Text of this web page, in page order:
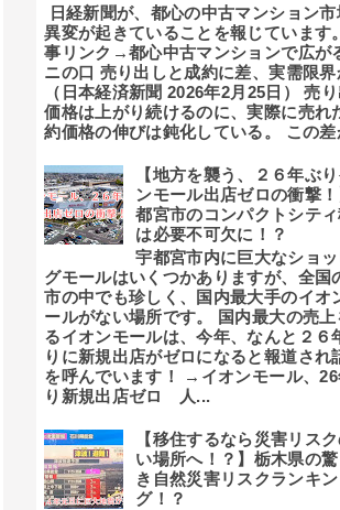
日経新聞が、都心の中古マンション
異変が起きていることを報じています
事リンク→都心中古マンションで広が
ニの口 売り出しと成約に差、実需限界
（日本経済新聞 2026年2月25日） 売
価格は上がり続けるのに、実際に売れ
約価格の伸びは鈍化している。 この差
【地方を襲う、２６年ぶ
ンモール出店ゼロの衝撃
都宮市のコンパクトシテ
は必要不可欠に！？
宇都宮市内に巨大なショ
グモールはいくつかありますが、全国
市の中でも珍しく、国内最大手のイオ
ールがない場所です。 国内最大の売上
るイオンモールは、今年、なんと２６
りに新規出店がゼロになると報道され
を呼んでいます！ →イオンモール、26
り新規出店ゼロ 人...
【移住するなら災害リス
い場所へ！？】栃木県の
き自然災害リスクランキン
グ！？